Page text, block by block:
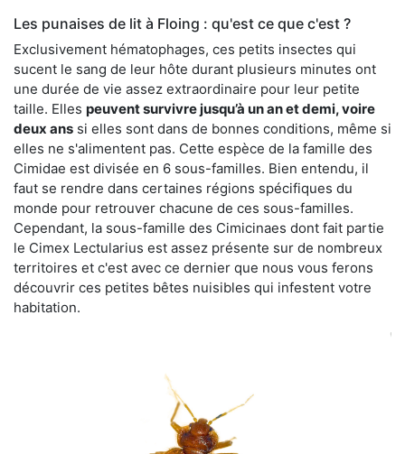
Les punaises de lit à Floing : qu'est ce que c'est ?
Exclusivement hématophages, ces petits insectes qui
sucent le sang de leur hôte durant plusieurs minutes ont
une durée de vie assez extraordinaire pour leur petite
taille. Elles peuvent survivre jusqu’à un an et demi, voire
deux ans si elles sont dans de bonnes conditions, même si
elles ne s'alimentent pas. Cette espèce de la famille des
Cimidae est divisée en 6 sous-familles. Bien entendu, il
faut se rendre dans certaines régions spécifiques du
monde pour retrouver chacune de ces sous-familles.
Cependant, la sous-famille des Cimicinaes dont fait partie
le Cimex Lectularius est assez présente sur de nombreux
territoires et c'est avec ce dernier que nous vous ferons
découvrir ces petites bêtes nuisibles qui infestent votre
habitation.